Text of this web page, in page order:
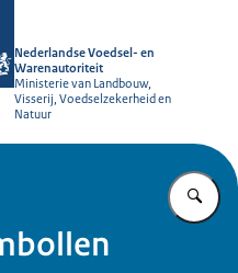
Nederlandse Voedsel- en
Warenautoriteit
Ministerie van Landbouw,
Visserij, Voedselzekerheid en
Natuur